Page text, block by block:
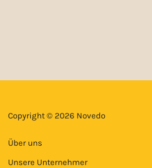
Copyright © 2026 Novedo
Über uns
Unsere Unternehmer